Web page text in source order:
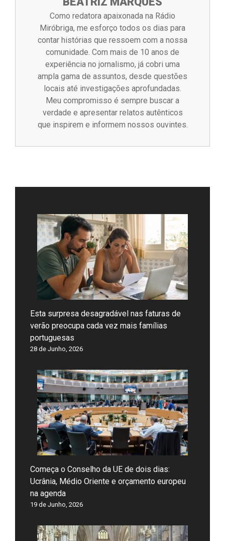
Como redatora apaixonada na Rádio
Miróbriga, me esforço todos os dias para
contar histórias que ressoem com a nossa
comunidade. Com mais de 10 anos de
experiência no jornalismo, já cobri uma
ampla gama de assuntos, desde questões
locais até investigações aprofundadas.
Meu compromisso é sempre buscar a
verdade e apresentar relatos autênticos
que inspirem e informem nossos ouvintes.
Esta surpresa desagradável nas faturas de
verão preocupa cada vez mais famílias
portuguesas
28 de Junho, 2026
Começa o Conselho da UE de dois dias:
Ucrânia, Médio Oriente e orçamento europeu
na agenda
19 de Junho, 2026